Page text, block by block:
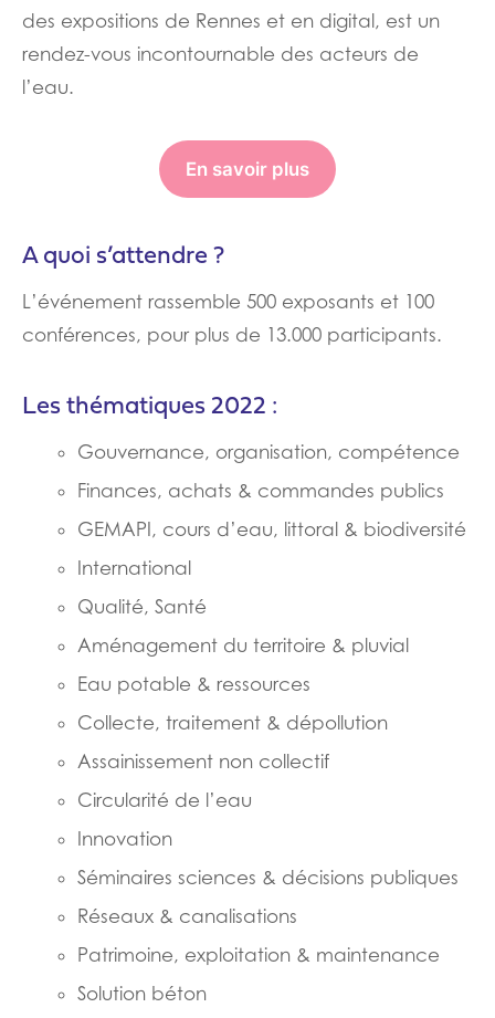
des expositions de Rennes et en digital, est un
rendez-vous incontournable des acteurs de
l’eau.
En savoir plus
A quoi s’attendre ?
L’événement rassemble 500 exposants et 100
conférences, pour plus de 13.000 participants.
Les thématiques 2022 :
Gouvernance, organisation, compétence
Finances, achats & commandes publics
GEMAPI, cours d’eau, littoral & biodiversité
International
Qualité, Santé
Aménagement du territoire & pluvial
Eau potable & ressources
Collecte, traitement & dépollution
Assainissement non collectif
Circularité de l’eau
Innovation
Séminaires sciences & décisions publiques
Réseaux & canalisations
Patrimoine, exploitation & maintenance
Solution béton